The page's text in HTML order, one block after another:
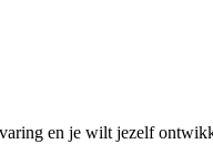
en je wilt jezelf